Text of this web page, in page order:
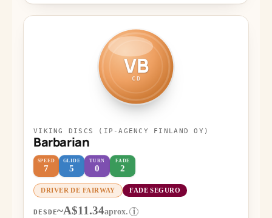
VB
CD
VIKING DISCS (IP-AGENCY FINLAND OY)
Barbarian
SPEED
7
GLIDE
5
TURN
0
FADE
2
DRIVER DE FAIRWAY FADE SEGURO
DESDE~A$11.34aprox. i